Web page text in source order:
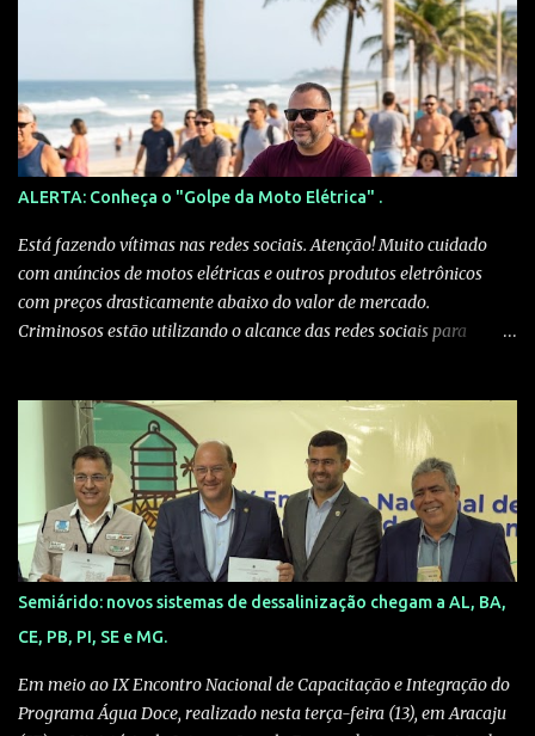
site escult.cultura.gov.br A formação será ministrada pelo
historiador de arte e professor Kleber Amâncio. Ele é docente da
Universidade Federal do Recôncavo da Bahia, doutor em História
Social pela Universidade de São Paulo e pesquisador visitante na
Harvard University. “Em vez de simplesmente reproduzir modelos
eurocentrados de exposição e mediação, o curso estimula os
participantes a compreenderem as práticas curatoriais como
formas de produção de conhecimento, de memória e de reparação
simbólica”, explica Amâncio. Com carga horária de 60 horas e
certificado, o curso prepara os participantes para ...
ALERTA: Conheça o "Golpe da Moto Elétrica" .
Está fazendo vítimas nas redes sociais. Atenção! Muito cuidado
com anúncios de motos elétricas e outros produtos eletrônicos
com preços drasticamente abaixo do valor de mercado.
Criminosos estão utilizando o alcance das redes sociais para
ofertas tentadoras — valores que mal cobririam o frete. O
algoritmo das redes sociais entrega essas "ofertas" exatamente
para quem busca o produto. 2. A Falsa Prova Social: Nos
comentários, você verá dezenas de depoimentos de supostos
compradores dizendo: "Pensei que era golpe, mas chegou!" .
Cuidado: são perfis fakes ou bots programados para passar uma
falsa sensação de segurança. 3. O Desvio de Plataforma: Ao tentar
comprar, você é retirado da rede social e levado para um site
externo. Assim que o pagamento (geralmente via Pix) é feito, a
página desaparece ou trava em uma tela de "pendênci...
Semiárido: novos sistemas de dessalinização chegam a AL, BA,
CE, PB, PI, SE e MG.
Em meio ao IX Encontro Nacional de Capacitação e Integração do
Programa Água Doce, realizado nesta terça-feira (13), em Aracaju